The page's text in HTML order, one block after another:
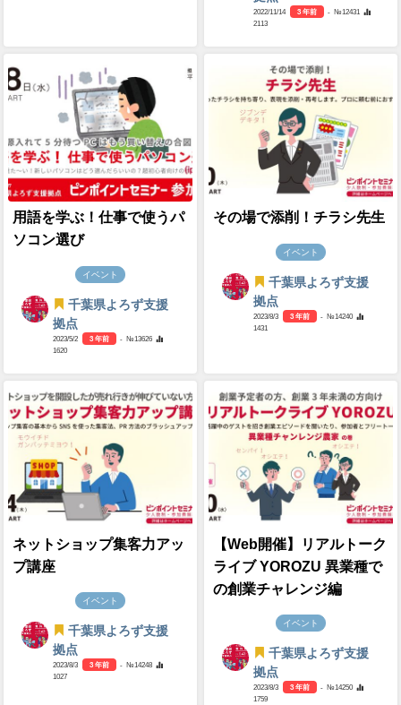
2022/11/14 3 年前
- №12431
2113
用語を学ぶ！仕事で使うパ
ソコン選び
イベント
千葉県よろず支援
拠点
2023/5/2 3 年前
- №13626
1620
その場で添削！チラシ先生
イベント
千葉県よろず支援
拠点
2023/8/3 3 年前
- №14240
1431
ネットショップ集客力アッ
プ講座
イベント
千葉県よろず支援
拠点
2023/8/3 3 年前
- №14248
1027
【Web開催】リアルトーク
ライブ YOROZU 異業種で
の創業チャレンジ編
イベント
千葉県よろず支援
拠点
2023/8/3 3 年前
- №14250
1759